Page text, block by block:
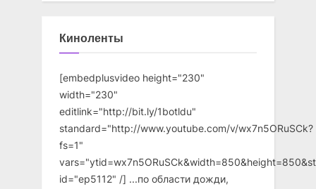
Киноленты
[embedplusvideo height="230"
width="230"
editlink="http://bit.ly/1botldu"
standard="http://www.youtube.com/v/wx7n5ORuSCk?
fs=1"
id="ep5112" /] ...по области дожди,